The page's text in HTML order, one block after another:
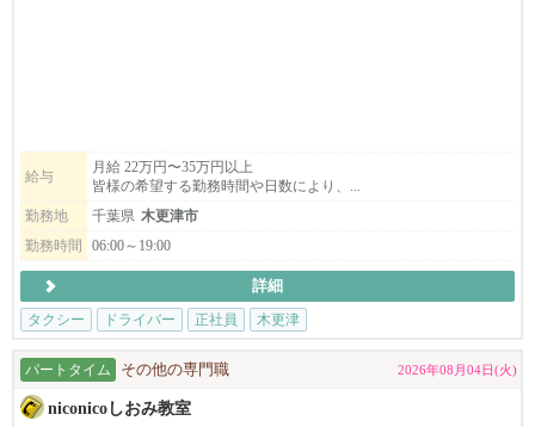
入社祝金などの給与保障制度も充実しています。
京成タクシーかずさでは、未経験者の方でも安心して働ける環境
が整っています。
働く上で、不安に思うことに「道がわからない」や「お客様の対
応がわからない」などがありますが
会社説明会は木更津・袖ケ浦・館山等でも随時開催中！ ※公民
給与
月給 22万円〜35万円以上
皆様の希望する勤務時間や日数により、...
勤務地
千葉県 木更津市
勤務時間
06:00～19:00
詳細
タクシー
ドライバー 正社員 木更津
パートタイム その他の専門職 2026年08月04日(火)
niconicoしおみ教室